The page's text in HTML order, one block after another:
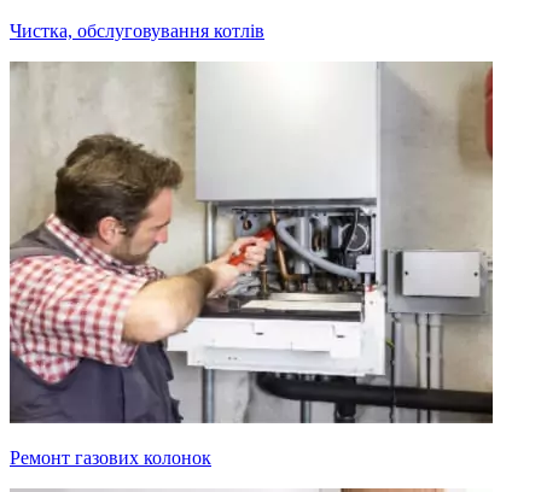
Чистка, обслуговування котлів
Ремонт газових колонок